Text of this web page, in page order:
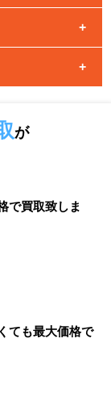
汚れは放って
クリーニン
きます。水
てしまうの
ムを塗って
態を保つこ
絞ってから汚
が
で買取致しま
ても最大価格で